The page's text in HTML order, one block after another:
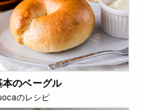
本のベーグル
のレシピ